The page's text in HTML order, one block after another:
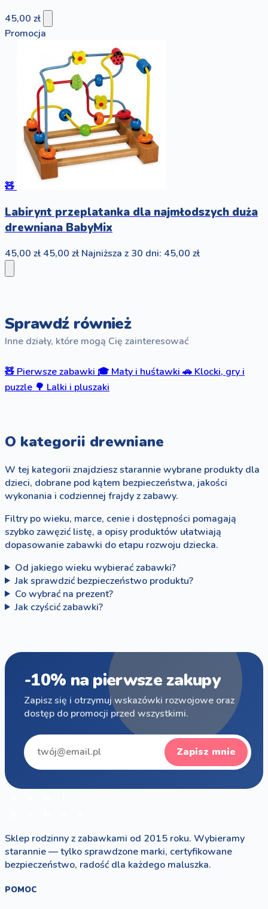
45,00 zł
Promocja
🧸
Labirynt przeplatanka dla najmłodszych duża
drewniana BabyMix
45,00 zł 45,00 zł Najniższa z 30 dni: 45,00 zł
Sprawdź również
Inne działy, które mogą Cię zainteresować
🧸 Pierwsze zabawki 🎓 Maty i huśtawki 🚗 Klocki, gry i
puzzle 🌳 Lalki i pluszaki
O kategorii drewniane
W tej kategorii znajdziesz starannie wybrane produkty dla
dzieci, dobrane pod kątem bezpieczeństwa, jakości
wykonania i codziennej frajdy z zabawy.
Filtry po wieku, marce, cenie i dostępności pomagają
szybko zawęzić listę, a opisy produktów ułatwiają
dopasowanie zabawki do etapu rozwoju dziecka.
Od jakiego wieku wybierać zabawki?
Jak sprawdzić bezpieczeństwo produktu?
Co wybrać na prezent?
Jak czyścić zabawki?
-10% na pierwsze zakupy
Zapisz się i otrzymuj wskazówki rozwojowe oraz
dostęp do promocji przed wszystkimi.
Zapisz mnie
Sklep rodzinny z zabawkami od 2015 roku. Wybieramy
starannie — tylko sprawdzone marki, certyfikowane
bezpieczeństwo, radość dla każdego maluszka.
POMOC